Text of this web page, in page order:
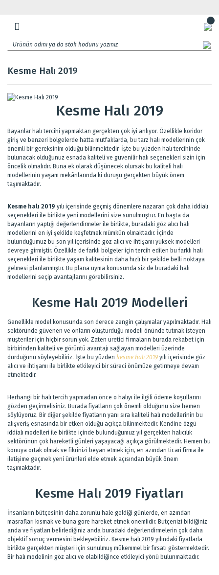
Kesme Halı 2019
Kesme Halı 2019
Bayanlar halı tercihi yapmaktan gerçekten çok iyi anlıyor. Özellikle koridor
giriş ve benzeri bölgelerde hatta mutfaklarda, bu tarz halı modellerinin çok
önemli bir gereksinim olduğu bilinmektedir. İşte bu yüzden halı tercihinde
bulunacak olduğunuz esnada kaliteli ve güvenilir halı seçenekleri sizin için
öncelik olmalıdır. Buna ek olarak düşünecek olursak bu kaliteli halı
modellerinin yaşam mekânlarında ki duruşu gerçekten büyük önem
taşımaktadır.
Kesme halı 2019 yılı içerisinde geçmiş dönemlere nazaran çok daha iddialı
seçenekleri ile birlikte yeni modellerini size sunulmuştur. En başta da
bayanların yaptığı değerlendirmeler ile birlikte, buradaki göz alıcı halı
modellerini en iyi şekilde keşfetmek mümkün olmaktadır. İçinde
bulunduğumuz bu son yıl içerisinde göz alıcı ve ihtişamı yüksek modelleri
devreye girmiştir. Özellikle de farklı bölgeler için tercih edilen bu farklı halı
seçenekleri ile birlikte yaşam kalitesinin daha hızlı bir şekilde belli noktaya
gelmesi planlanmıştır. Bu plana uyma konusunda siz de buradaki halı
modellerini seçip avantajlarını görebilirsiniz.
Kesme Halı 2019 Modelleri
Genellikle model konusunda son derece zengin çalışmalar yapılmaktadır. Halı
sektöründe güvenen ve onların oluşturduğu modeli önünde tutmak isteyen
müşteriler için hiçbir sorun yok. Zaten üretici firmaların burada rekabet için
birbirinden kaliteli ve görüntü avantajı sağlayan modelleri üzerinde
durduğunu söyleyebiliriz. İşte bu yüzden kesme halı 2019 yılı içerisinde göz
alıcı ve ihtişamı ile birlikte etkileyici bir süreci önümüze getirmeye devam
etmektedir.
Herhangi bir halı tercih yapmadan önce o halıyı ile ilgili ödeme koşullarını
gözden geçirmelisiniz. Burada fiyatların çok önemli olduğunu size hemen
söylüyoruz. Bir diğer şekilde fiyatların yanı sıra kaliteli halı modellerinin bu
alışveriş esnasında bir etken olduğu açıkça bilinmektedir. Kendine özgü
iddialı modelleri ile birlikte içinde bulunduğumuz yıl gerçekten halıcılık
sektörünün çok hareketli günleri yaşayacağı açıkça görülmektedir. Hemen bu
konuya ortak olmak ve fikrinizi beyan etmek için, en azından ticari firma ile
iletişime geçmek yeni ürünleri elde etmek açısından büyük önem
taşımaktadır.
Kesme Halı 2019 Fiyatları
İnsanların bütçesinin daha zorunlu hale geldiği günlerde, en azından
masrafları kısmak ve buna göre hareket etmek önemlidir. Bütçenizi bildiğiniz
anda ve fiyatları belirlediğiniz anda buradaki değerlendirmelerin çok daha
objektif sonuç vermesini bekleyebiliriz. Kesme halı 2019 yılındaki fiyatlarla
birlikte gerçekten müşteri için sunulmuş mükemmel bir fırsatı göstermektedir.
Bir halı modelinin göz alıcı ve olabildiğince etkileyici yönü bulunmaktadır.